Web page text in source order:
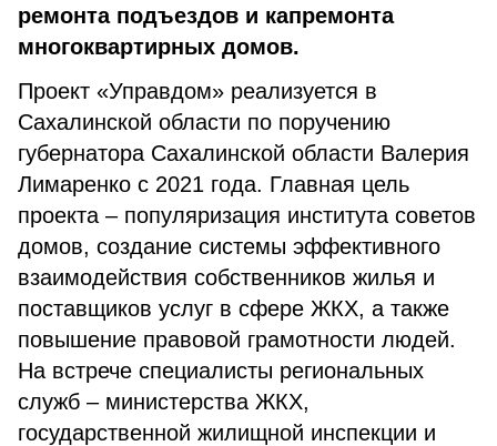
ремонта подъездов и капремонта
многоквартирных домов.
Проект «Управдом» реализуется в
Сахалинской области по поручению
губернатора Сахалинской области Валерия
Лимаренко с 2021 года. Главная цель
проекта – популяризация института советов
домов, создание системы эффективного
взаимодействия собственников жилья и
поставщиков услуг в сфере ЖКХ, а также
повышение правовой грамотности людей.
На встрече специалисты региональных
служб – министерства ЖКХ,
государственной жилищной инспекции и